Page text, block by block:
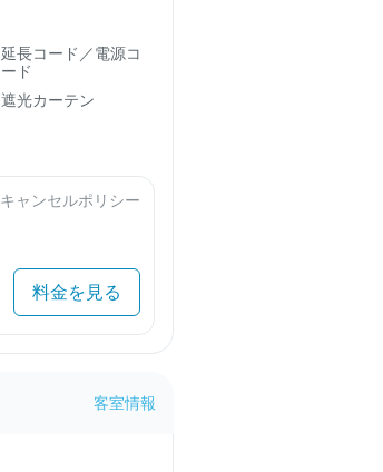
延長コード／電源コ
ード
遮光カーテン
キャンセルポリシー
料金を見る
客室情報